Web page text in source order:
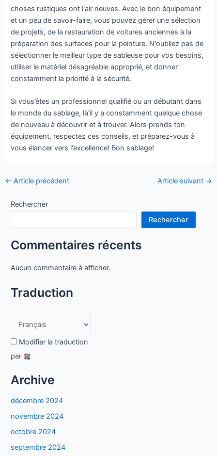
choses rustiques ont l'air neuves. Avec le bon équipement
et un peu de savoir-faire, vous pouvez gérer une sélection
de projets, de la restauration de voitures anciennes à la
préparation des surfaces pour la peinture. N'oubliez pas de
sélectionner le meilleur type de sableuse pour vos besoins,
utiliser le matériel désagréable approprié, et donner
constamment la priorité à la sécurité.
Si vous’êtes un professionnel qualifié ou un débutant dans
le monde du sablage, là’il y a constamment quelque chose
de nouveau à découvrir et à trouver. Alors prends ton
équipement, respectez ces conseils, et préparez-vous à
vous élancer vers l'excellence! Bon sablage!
Navigation
articles
← Article précédent Article suivant →
Rechercher
Rechercher
Commentaires récents
Aucun commentaire à afficher.
Traduction
Modifier la traduction
par
Archive
décembre 2024
novembre 2024
octobre 2024
septembre 2024